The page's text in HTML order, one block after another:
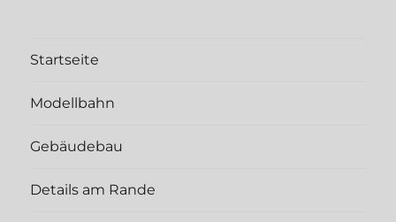
Startseite
Modellbahn
Gebäudebau
Details am Rande